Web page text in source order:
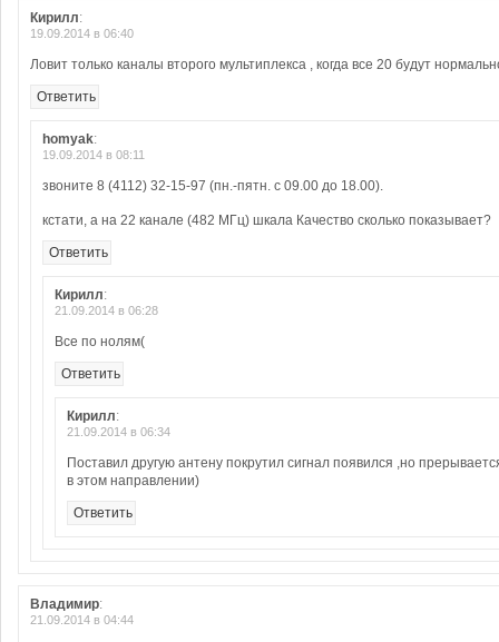
Кирилл:
19.09.2014 в 06:40
Ловит только каналы второго мультиплекса , когда все 20 будут
Ответить
homyak:
19.09.2014 в 08:11
звоните 8 (4112) 32-15-97 (пн.-пятн. с 09.00 до 18.00).
кстати, а на 22 канале (482 МГц) шкала Качество сколько показывает?
Ответить
Кирилл:
21.09.2014 в 06:28
Все по нолям(
Ответить
Кирилл:
21.09.2014 в 06:34
Поставил другую антену покрутил сигнал появился ,но
в этом направлении)
Ответить
Владимир:
21.09.2014 в 04:44